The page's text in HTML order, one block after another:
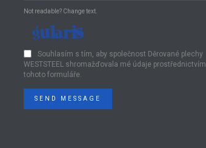
Not readable? Change text.
Souhlasím s tím, aby společnost Děrované plechy
WESTSTEEL shromažďovala mé údaje prostřednictvím
tohoto formuláře.
SEND MESSAGE